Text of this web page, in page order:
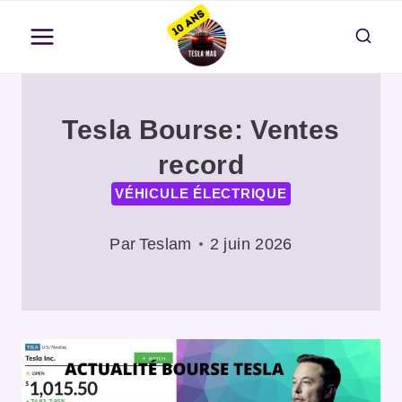
contenu
Tesla Bourse: Ventes
record
VÉHICULE ÉLECTRIQUE
Par Teslam 2 juin 2026